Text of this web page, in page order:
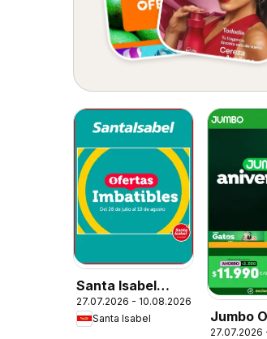
Santa Isabel
Ofertas
27.07.2026 - 10.08.2026
Santa Isabel
Jumbo
27.07.2026